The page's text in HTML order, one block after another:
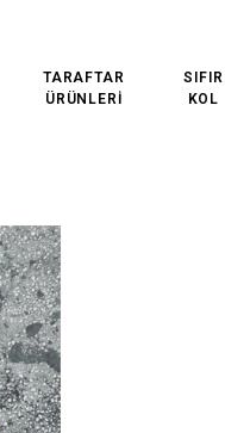
TARAFTAR
ÜRÜNLERİ
SIFIR
KOL